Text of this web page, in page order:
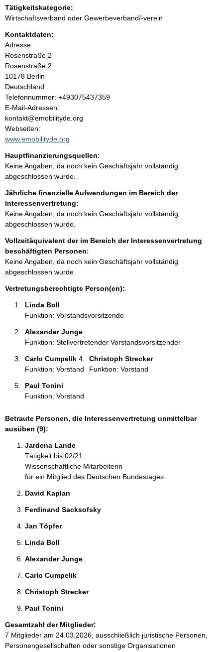
n
i
n
h
a
l
t
r
r
Tätigkeitskategorie:
Wirtschaftsverband oder Gewerbeverband/-verein
Kontaktdaten:
Adresse:
Rosenstraße 2
Rosenstraße 2
10178 Berlin
Deutschland
K
o
n
t
a
t
i
n
f
o
r
m
t
i
o
n
e
Telefonnummer: +493075437359
E-Mail-Adressen:
kontakt@emobilityde.org
Webseiten:
www.emobilityde.org
Hauptfinanzierungsquellen:
Keine Angaben, da noch kein Geschäftsjahr vollständig
abgeschlossen wurde.
Jährliche finanzielle Aufwendungen im Bereich der
Interessenvertretung:
Keine Angaben, da noch kein Geschäftsjahr vollständig
abgeschlossen wurde.
Vollzeitäquivalent der im Bereich der Interessenvertretung
beschäftigten Personen:
Keine Angaben, da noch kein Geschäftsjahr vollständig
abgeschlossen wurde.
Vertretungsberechtigte Person(en):
Linda Boll
Funktion: Vorstandsvorsitzende
Alexander Junge
Funktion: Stellvertretender Vorstandsvorsitzender
Carlo Cumpelik
Funktion: Vorstand
Christoph Strecker
Funktion: Vorstand
Paul Tonini
Funktion: Vorstand
Betraute Personen, die Interessenvertretung unmittelbar
ausüben (9):
Jardena Lande
Tätigkeit bis 02/21:
Wissenschaftliche Mitarbeiterin
für ein Mitglied des Deutschen Bundestages
David Kaplan
Ferdinand Sacksofsky
Jan Töpfer
Linda Boll
Alexander Junge
Carlo Cumpelik
Christoph Strecker
Paul Tonini
Gesamtzahl der Mitglieder:
7 Mitglieder am 24.03.2026, ausschließlich juristische Personen,
Personengesellschaften oder sonstige Organisationen